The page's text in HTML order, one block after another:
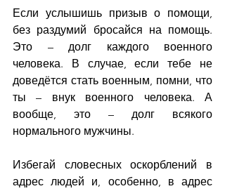
Если услышишь призыв о помощи,
без раздумий бросайся на помощь.
Это – долг каждого военного
человека. В случае, если тебе не
доведётся стать военным, помни, что
ты – внук военного человека. А
вообще, это – долг всякого
нормального мужчины.
Избегай словесных оскорблений в
адрес людей и, особенно, в адрес